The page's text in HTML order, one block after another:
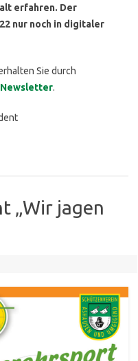
erfahren. Der
nur noch in digitaler
Sie durch
Newsletter.
„Wir jagen